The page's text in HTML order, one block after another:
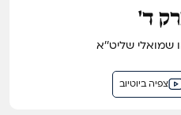
ד'
צפיה ביוטיוב